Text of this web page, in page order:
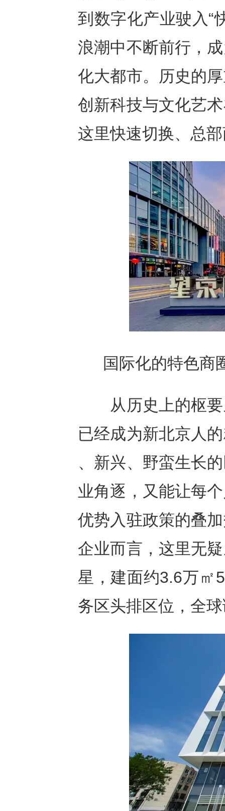
到数字化产业驶入“
浪潮中不断前行，
化大都市。历史的
创新科技与文化艺
这里快速切换、总
国际化的特色
从历史上的枢要
已经成为新北京人
、新兴、野蛮生长
业角逐，又能让每
优势入驻政策的叠
企业而言，这里无
星，建面约3.6万㎡
务区头排区位，全